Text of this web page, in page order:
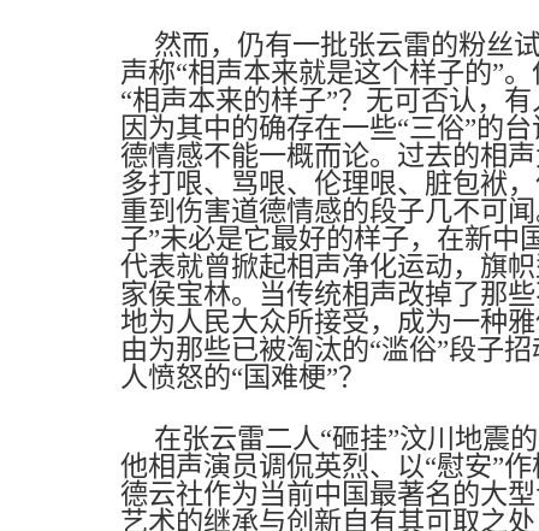
然而，仍有一批张云雷的粉丝
声称“相声本来就是这个样子的”
“相声本来的样子”？无可否认，
因为其中的确存在一些“三俗”的
德情感不能一概而论。过去的相
多打哏、骂哏、伦理哏、脏包袱
重到伤害道德情感的段子几不可
子”未必是它最好的样子，在新中
代表就曾掀起相声净化运动，旗
家侯宝林。当传统相声改掉了那
地为人民大众所接受，成为一种
由为那些已被淘汰的“滥俗”段子
人愤怒的“国难梗”？
在张云雷二人“砸挂”汶川地震
他相声演员调侃英烈、以“慰安”
德云社作为当前中国最著名的大
艺术的继承与创新自有其可取之